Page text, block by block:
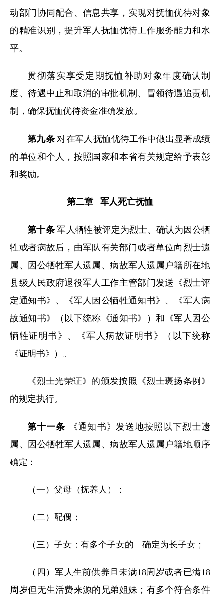
动部门协同配合、信息共享，实现对抚恤优待对象
的精准识别，提升军人抚恤优待工作服务能力和水
平。
贯彻落实享受定期抚恤补助对象年度确认制
度、待遇中止和取消的审批机制、冒领待遇追责机
制，确保抚恤优待资金准确发放。
第九条 对在军人抚恤优待工作中做出显著成绩
的单位和个人，按照国家和本省有关规定给予表彰
和奖励。
第二章 军人死亡抚恤
第十条 军人牺牲被评定为烈士、确认为因公牺
牲或者病故后，由军队有关部门或者单位向烈士遗
属、因公牺牲军人遗属、病故军人遗属户籍所在地
县级人民政府退役军人工作主管部门发送《烈士评
定通知书》、《军人因公牺牲通知书》、《军人病
故通知书》（以下统称《通知书》）和《军人因公
牺牲证明书》、《军人病故证明书》（以下统称
《证明书》）。
《烈士光荣证》的颁发按照《烈士褒扬条例》
的规定执行。
第十一条
《通知书》发送地按照以下烈士遗
属、因公牺牲军人遗属、病故军人遗属户籍地顺序
确定：
（一）父母（抚养人）；
（二）配偶；
（三）子女；有多个子女的，确定为长子女；
（四）军人生前供养且未满18周岁或者已满18
周岁但无生活费来源的兄弟姐妹；有多个符合条件